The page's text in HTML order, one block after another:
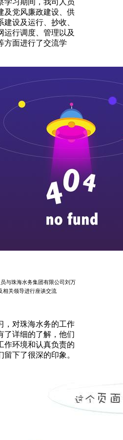
学习期间，我司人员
及党风廉政建设、供
建设及运行、抄收、
运行调度、管理以及
方面进行了交流学
与珠海水务集团有限公司刘万
相关领导进行座谈交流
，对珠海水务的工作
了详细的了解，他们
作环境和认真负责的
留下了很深的印象。